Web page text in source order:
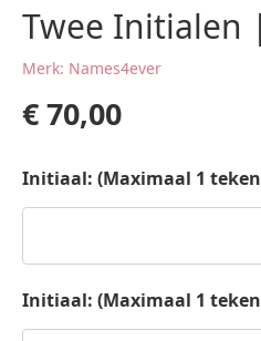
Twee Initialen
Merk: Names4ever
€70,00
Initiaal: (Maximaal 1
Initiaal: (Maximaal 1